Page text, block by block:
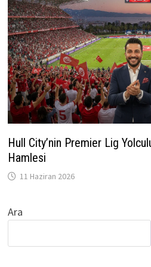
Hull City’nin Premier Lig
Hamlesi
11 Haziran 2026
Ara